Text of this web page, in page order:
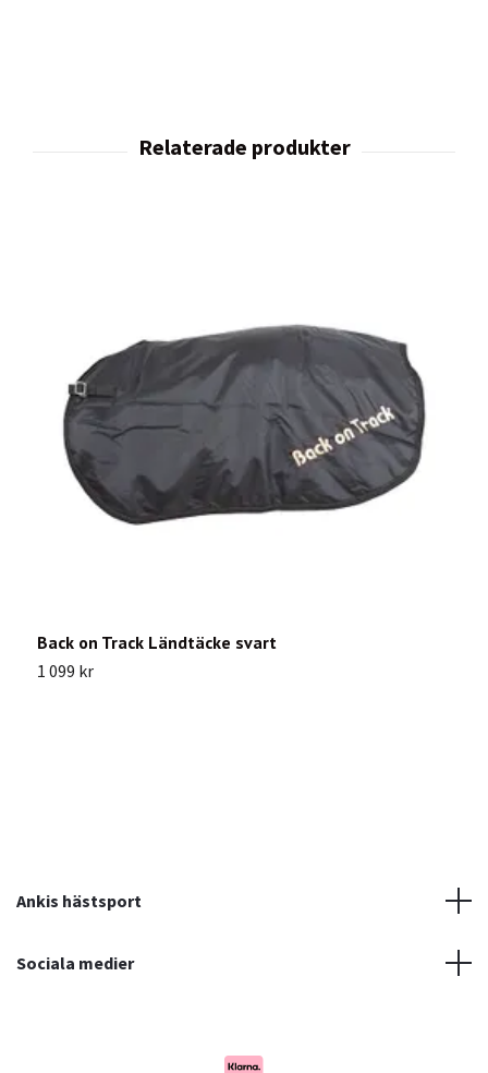
Back on Track Ländtäcke svart
1 099 kr
Ankis hästsport
Sociala medier